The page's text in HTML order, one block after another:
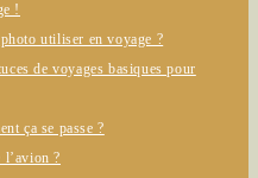
!
utiliser en voyage ?
de voyages basiques pour
ça se passe ?
l’avion ?